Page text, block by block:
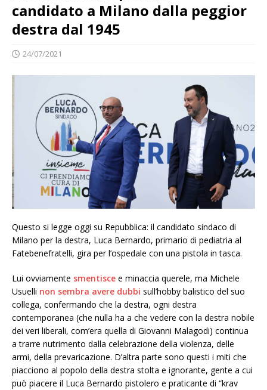
candidato a Milano dalla peggior
destra dal 1945
24/07/2021
Questo si legge oggi su Repubblica: il candidato sindaco di
Milano per la destra, Luca Bernardo, primario di pediatria al
Fatebenefratelli, gira per l’ospedale con una pistola in tasca.
Lui ovviamente smentisce e minaccia querele, ma Michele
Usuelli non sembra avere dubbi sull’hobby balistico del suo
collega, confermando che la destra, ogni destra
contemporanea (che nulla ha a che vedere con la destra nobile
dei veri liberali, com’era quella di Giovanni Malagodi) continua
a trarre nutrimento dalla celebrazione della violenza, delle
armi, della prevaricazione. D’altra parte sono questi i miti che
piacciono al popolo della destra stolta e ignorante, gente a cui
può piacere il Luca Bernardo pistolero e praticante di “krav